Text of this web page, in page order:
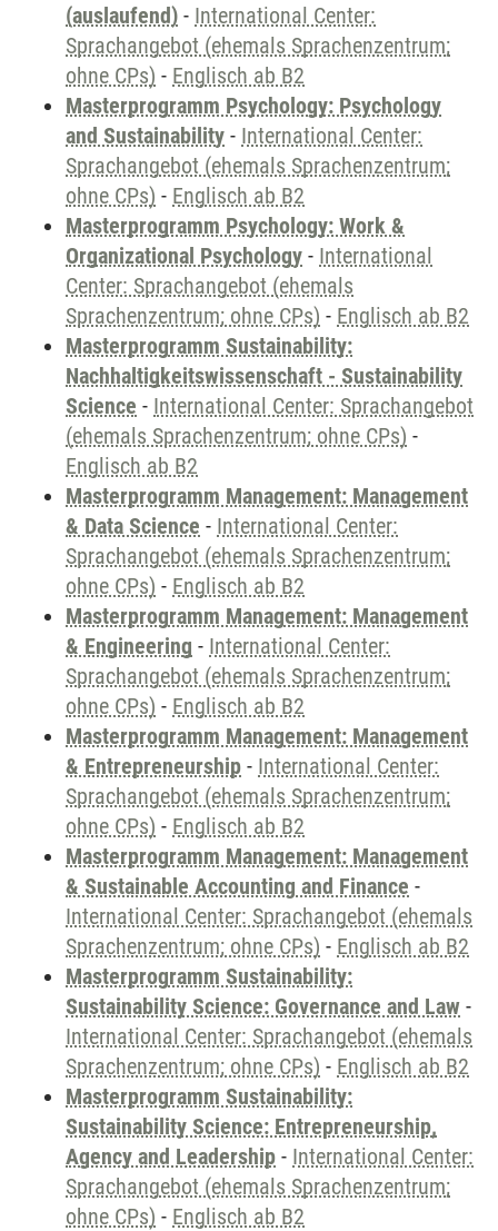
(auslaufend) - International Center:
Sprachangebot (ehemals Sprachenzentrum;
ohne CPs) - Englisch ab B2
Masterprogramm Psychology: Psychology
and Sustainability - International Center:
Sprachangebot (ehemals Sprachenzentrum;
ohne CPs) - Englisch ab B2
Masterprogramm Psychology: Work &
Organizational Psychology - International
Center: Sprachangebot (ehemals
Sprachenzentrum; ohne CPs) - Englisch ab B2
Masterprogramm Sustainability:
Nachhaltigkeitswissenschaft - Sustainability
Science - International Center: Sprachangebot
(ehemals Sprachenzentrum; ohne CPs) -
Englisch ab B2
Masterprogramm Management: Management
& Data Science - International Center:
Sprachangebot (ehemals Sprachenzentrum;
ohne CPs) - Englisch ab B2
Masterprogramm Management: Management
& Engineering - International Center:
Sprachangebot (ehemals Sprachenzentrum;
ohne CPs) - Englisch ab B2
Masterprogramm Management: Management
& Entrepreneurship - International Center:
Sprachangebot (ehemals Sprachenzentrum;
ohne CPs) - Englisch ab B2
Masterprogramm Management: Management
& Sustainable Accounting and Finance -
International Center: Sprachangebot (ehemals
Sprachenzentrum; ohne CPs) - Englisch ab B2
Masterprogramm Sustainability:
Sustainability Science: Governance and Law -
International Center: Sprachangebot (ehemals
Sprachenzentrum; ohne CPs) - Englisch ab B2
Masterprogramm Sustainability:
Sustainability Science: Entrepreneurship,
Agency and Leadership - International Center:
Sprachangebot (ehemals Sprachenzentrum;
ohne CPs) - Englisch ab B2